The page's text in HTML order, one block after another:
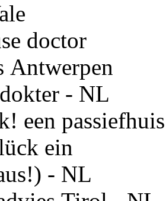
doctor
Antwerpen
- NL
een passiefhuis
ein
- NL